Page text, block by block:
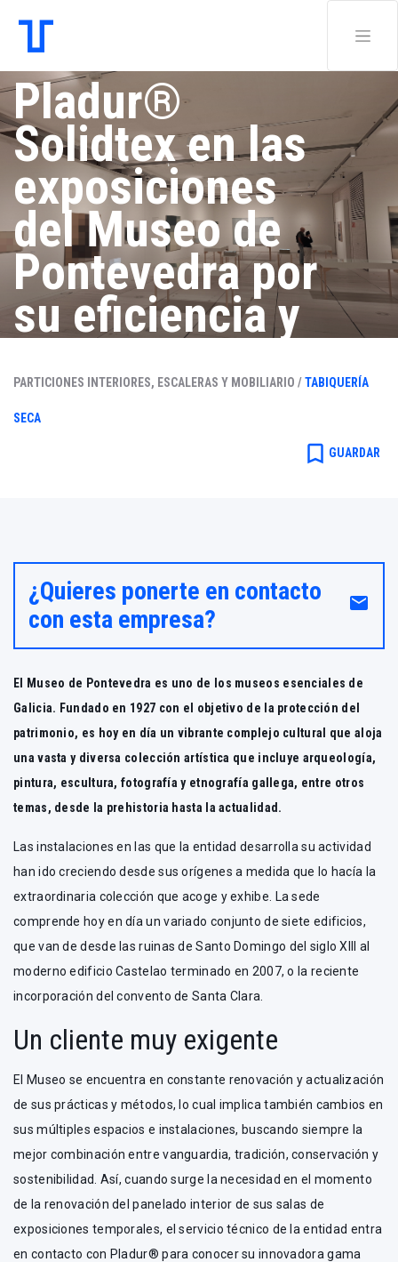
Pladur®
Solidtex en las
exposiciones
del Museo de
Pontevedra por
su eficiencia y
seguridad
Tabiquería seca
PARTICIONES INTERIORES, ESCALERAS Y MOBILIARIO /TABIQUERÍA
SECA
bookmark_border GUARDAR
¿Quieres ponerte en contacto
con esta empresa?
email
El Museo de Pontevedra es uno de los museos esenciales de
Galicia. Fundado en 1927 con el objetivo de la protección del
patrimonio, es hoy en día un vibrante complejo cultural que aloja
una vasta y diversa colección artística que incluye arqueología,
pintura, escultura, fotografía y etnografía gallega, entre otros
temas, desde la prehistoria hasta la actualidad.
Las instalaciones en las que la entidad desarrolla su actividad
han ido creciendo desde sus orígenes a medida que lo hacía la
extraordinaria colección que acoge y exhibe. La sede
comprende hoy en día un variado conjunto de siete edificios,
que van de desde las ruinas de Santo Domingo del siglo XIII al
moderno edificio Castelao terminado en 2007, o la reciente
incorporación del convento de Santa Clara.
Un cliente muy exigente
El Museo se encuentra en constante renovación y actualización
de sus prácticas y métodos, lo cual implica también cambios en
sus múltiples espacios e instalaciones, buscando siempre la
mejor combinación entre vanguardia, tradición, conservación y
sostenibilidad. Así, cuando surge la necesidad en el momento
de la renovación del panelado interior de sus salas de
exposiciones temporales, el servicio técnico de la entidad entra
en contacto con Pladur® para conocer su innovadora gama